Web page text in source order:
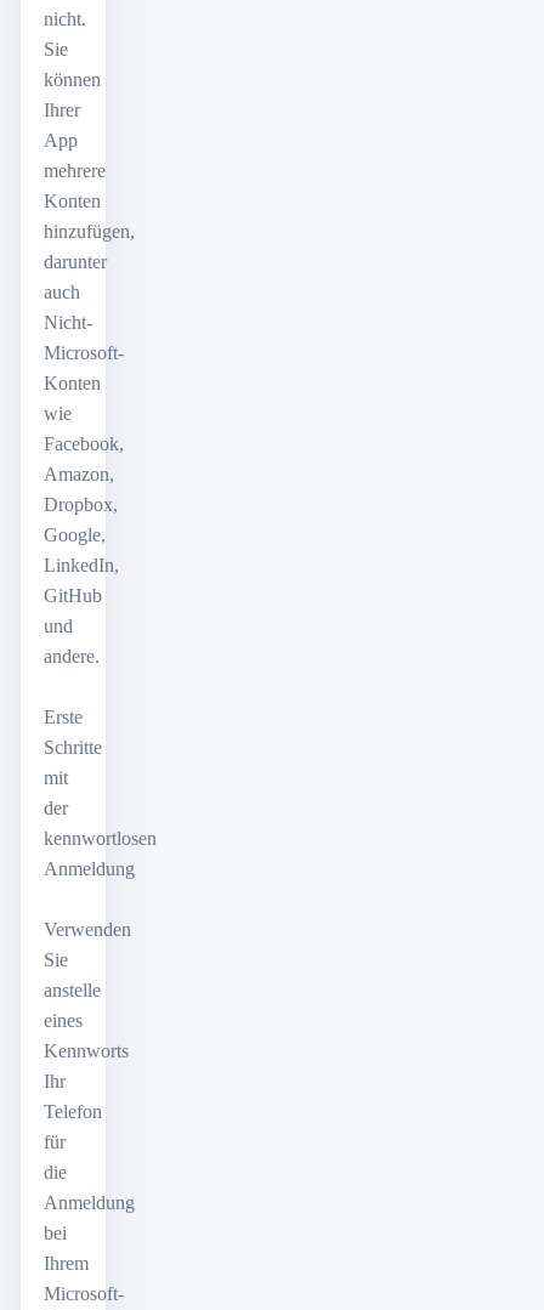
nicht.
Sie
können
Ihrer
App
mehrere
Konten
hinzufügen,
darunter
auch
Nicht-
Microsoft-
Konten
wie
Facebook,
Amazon,
Dropbox,
Google,
LinkedIn,
GitHub
und
andere.
Erste
Schritte
mit
der
kennwortlosen
Anmeldung
Verwenden
Sie
anstelle
eines
Kennworts
Ihr
Telefon
für
die
Anmeldung
bei
Ihrem
Microsoft-